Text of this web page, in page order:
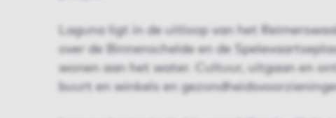
Laguna ligt in de uitloop van het
over de Binnenschelde en de
wonen aan het water. Cultuur, uitgaan en
buurt en winkels en